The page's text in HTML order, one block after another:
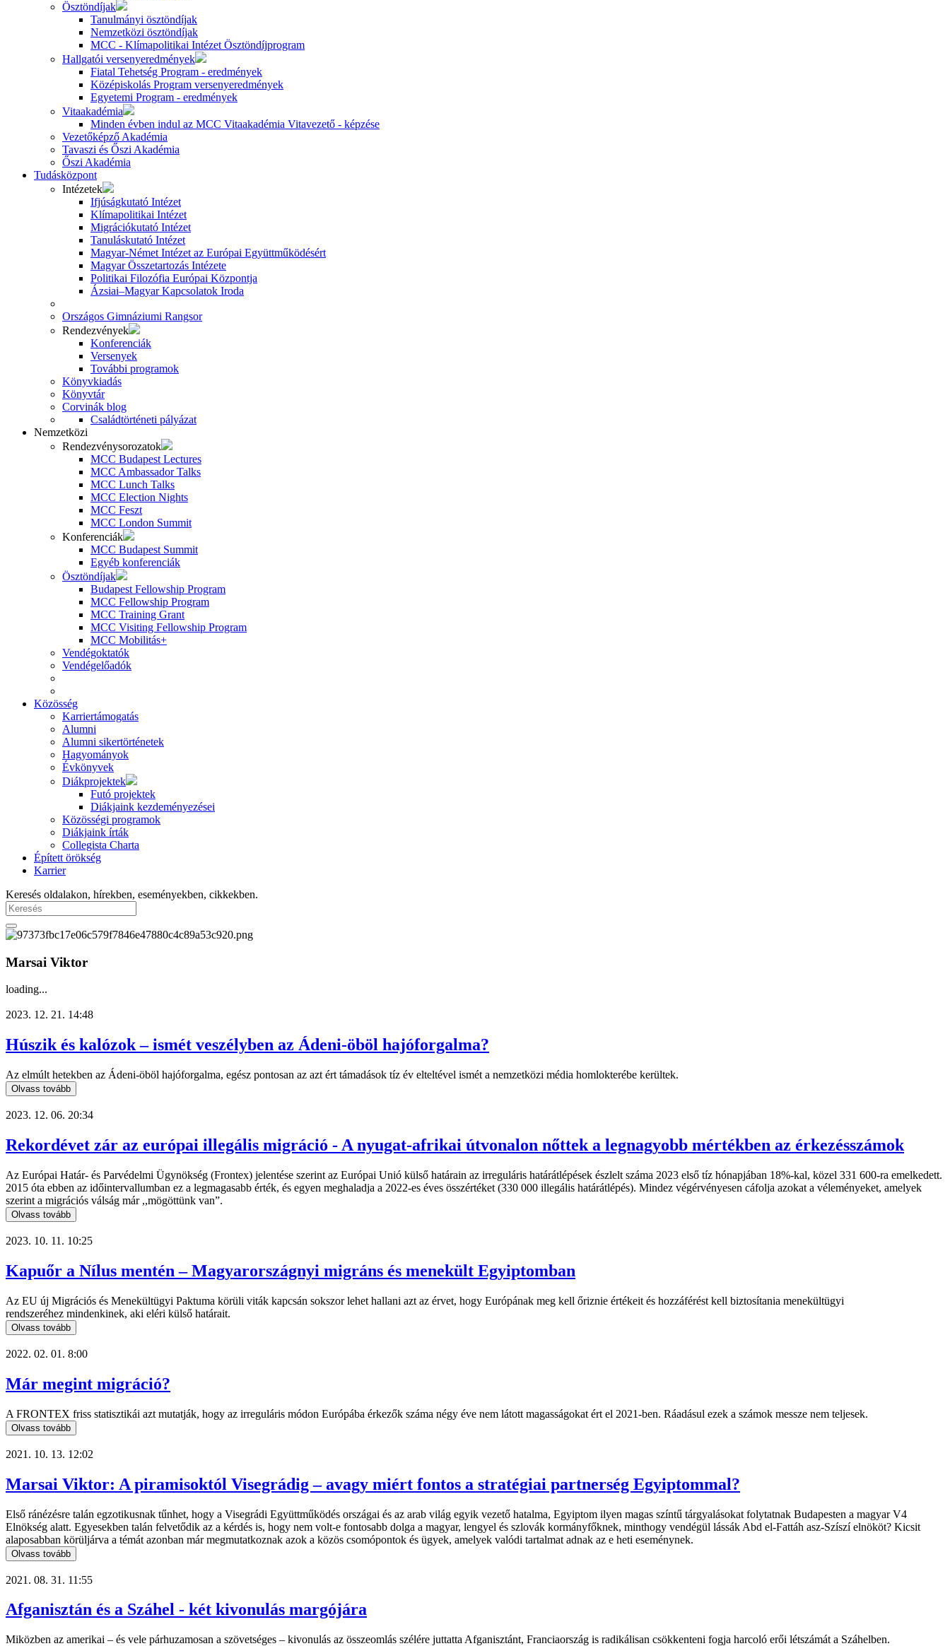
Ösztöndíjak
Tanulmányi ösztöndíjak
Nemzetközi ösztöndíjak
MCC - Klímapolitikai Intézet Ösztöndíjprogram
Hallgatói versenyeredmények
Fiatal Tehetség Program - eredmények
Középiskolás Program versenyeredmények
Egyetemi Program - eredmények
Vitaakadémia
Minden évben indul az MCC Vitaakadémia Vitavezető - képzése
Vezetőképző Akadémia
Tavaszi és Őszi Akadémia
Őszi Akadémia
Tudásközpont
Intézetek
Ifjúságkutató Intézet
Klímapolitikai Intézet
Migrációkutató Intézet
Tanuláskutató Intézet
Magyar-Német Intézet az Európai Együttműködésért
Magyar Összetartozás Intézete
Politikai Filozófia Európai Központja
Ázsiai–Magyar Kapcsolatok Iroda
Országos Gimnáziumi Rangsor
Rendezvények
Konferenciák
Versenyek
További programok
Könyvkiadás
Könyvtár
Corvinák blog
Családtörténeti pályázat
Nemzetközi
Rendezvénysorozatok
MCC Budapest Lectures
MCC Ambassador Talks
MCC Lunch Talks
MCC Election Nights
MCC Feszt
MCC London Summit
Konferenciák
MCC Budapest Summit
Egyéb konferenciák
Ösztöndíjak
Budapest Fellowship Program
MCC Fellowship Program
MCC Training Grant
MCC Visiting Fellowship Program
MCC Mobilitás+
Vendégoktatók
Vendégelőadók
Közösség
Karriertámogatás
Alumni
Alumni sikertörténetek
Hagyományok
Évkönyvek
Diákprojektek
Futó projektek
Diákjaink kezdeményezései
Közösségi programok
Diákjaink írták
Collegista Charta
Épített örökség
Karrier
Keresés oldalakon, hírekben, eseményekben, cikkekben.
Marsai Viktor
loading...
2023. 12. 21. 14:48
Húszik és kalózok – ismét veszélyben az Ádeni-öböl hajóforgalma?
Az elmúlt hetekben az Ádeni-öböl hajóforgalma, egész pontosan az azt ért támadások tíz év elteltével ismét a nemzetközi média homlokterébe kerültek.
Olvass tovább
2023. 12. 06. 20:34
Rekordévet zár az európai illegális migráció - A nyugat-afrikai útvonalon nőttek a legnagyobb mértékben az érkezésszámok
Az Európai Határ- és Parvédelmi Ügynökség (Frontex) jelentése szerint az Európai Unió külső határain az irreguláris határátlépések észlelt száma 2023 első tíz hónapjában 18%-kal, közel 331 600-ra emelkedett.
2015 óta ebben az időintervallumban ez a legmagasabb érték, és egyen meghaladja a 2022-es éves összértéket (330 000 illegális határátlépés). Mindez végérvényesen cáfolja azokat a véleményeket, amelyek
szerint a migrációs válság már ,,mögöttünk van”.
Olvass tovább
2023. 10. 11. 10:25
Kapuőr a Nílus mentén – Magyarországnyi migráns és menekült Egyiptomban
Az EU új Migrációs és Menekültügyi Paktuma körüli viták kapcsán sokszor lehet hallani azt az érvet, hogy Európának meg kell őriznie értékeit és hozzáférést kell biztosítania menekültügyi
rendszeréhez mindenkinek, aki eléri külső határait.
Olvass tovább
2022. 02. 01. 8:00
Már megint migráció?
A FRONTEX friss statisztikái azt mutatják, hogy az irreguláris módon Európába érkezők száma négy éve nem látott magasságokat ért el 2021-ben. Ráadásul ezek a számok messze nem teljesek.
Olvass tovább
2021. 10. 13. 12:02
Marsai Viktor: A piramisoktól Visegrádig – avagy miért fontos a stratégiai partnerség Egyiptommal?
Első ránézésre talán egzotikusnak tűnhet, hogy a Visegrádi Együttműködés országai és az arab világ egyik vezető hatalma, Egyiptom ilyen magas színtű tárgyalásokat folytatnak Budapesten a magyar V4
Elnökség alatt. Egyesekben talán felvetődik az a kérdés is, hogy nem volt-e fontosabb dolga a magyar, lengyel és szlovák kormányfőknek, minthogy vendégül lássák Abd el-Fattáh asz-Szíszí elnököt? Kicsit
alaposabban körüljárva a témát azonban már megmutatkoznak azok a közös csomópontok és ügyek, amelyek valódi tartalmat adnak az e heti eseménynek.
Olvass tovább
2021. 08. 31. 11:55
Afganisztán és a Száhel - két kivonulás margójára
Miközben az amerikai – és vele párhuzamosan a szövetséges – kivonulás az összeomlás szélére juttatta Afganisztánt, Franciaország is radikálisan csökkenteni fogja harcoló erői létszámát a Száhelben.